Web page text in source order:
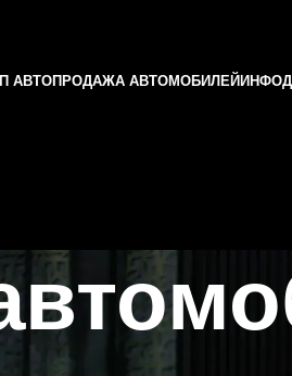
АВТОПРОДАЖА АВТОМОБИЛЕЙ ИНФО